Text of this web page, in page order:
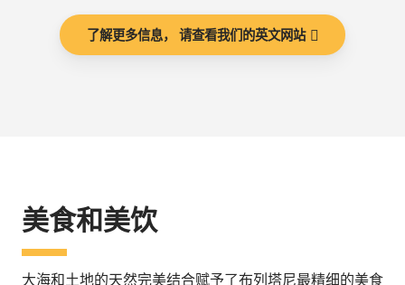
了解更多信息， 请查看我们的英文网站
美食和美饮
大海和土地的天然完美结合赋予了布列塔尼最精细的美食